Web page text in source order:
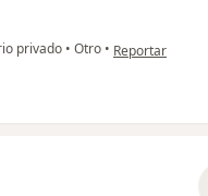
privado • Otro • en opinión del
Reportar